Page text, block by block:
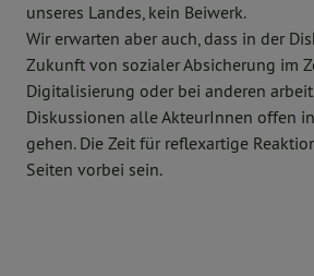
unseres Landes, kein Beiwerk.
Wir erwarten aber auch, dass in der
Zukunft von sozialer Absicherung im
Digitalisierung oder bei anderen
Diskussionen alle AkteurInnen offen
gehen. Die Zeit für reflexartige
Seiten vorbei sein.